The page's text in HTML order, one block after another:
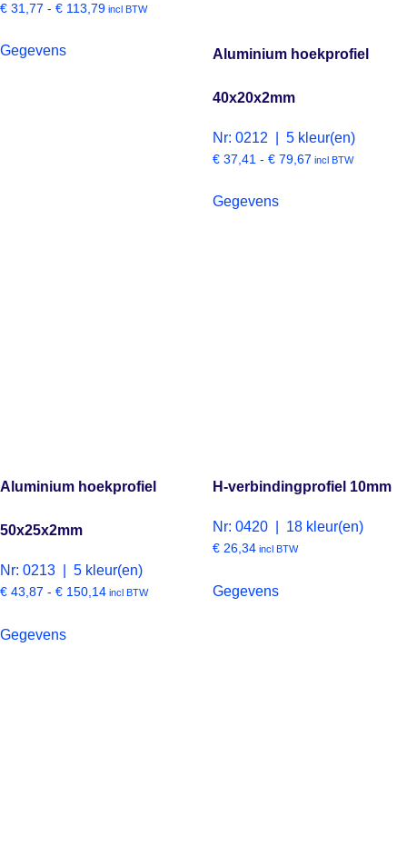
€ 31,77 - € 113,79 incl BTW
Gegevens Aluminium hoekprofiel
40x20x2mm
Nr: 0212 | 5 kleur(en)
€ 37,41 - € 79,67 incl BTW
Gegevens
Aluminium hoekprofiel
50x25x2mm
Nr: 0213 | 5 kleur(en)
€ 43,87 - € 150,14 incl BTW
Gegevens
H-verbindingprofiel 10mm
Nr: 0420 | 18 kleur(en)
€ 26,34 incl BTW
Gegevens